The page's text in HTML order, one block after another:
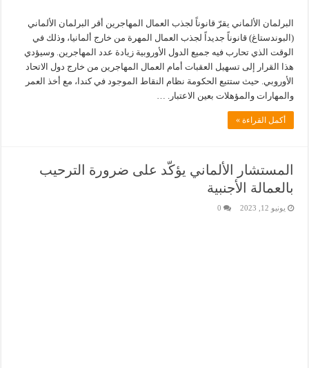
البرلمان الألماني يقرّ قانوناً لجذب العمال المهاجرين أقر البرلمان الألماني
(البوندستاغ) قانوناً جديداً لجذب العمال المهرة من خارج ألمانيا، وذلك في
الوقت الذي تحارب فيه جميع الدول الأوروبية زيادة عدد المهاجرين. وسيؤدي
هذا القرار إلى تسهيل العقبات أمام العمال المهاجرين من خارج دول الاتحاد
الأوروبي. حيث ستتبع الحكومة نظام النقاط الموجود في كندا، مع أخذ العمر
والمهارات والمؤهلات بعين الاعتبار. …
أكمل القراءة »
المستشار الألماني يؤكّد على ضرورة الترحيب
بالعمالة الأجنبية
يونيو 12, 2023 0